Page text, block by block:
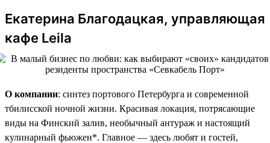
Екатерина Благодацкая, управляющая
кафе Leila
О компании: синтез портового Петербурга и современной
тбилисской ночной жизни. Красивая локация, потрясающие
виды на Финский залив, необычный антураж и настоящий
кулинарный фьюжен*. Главное — здесь любят и гостей,